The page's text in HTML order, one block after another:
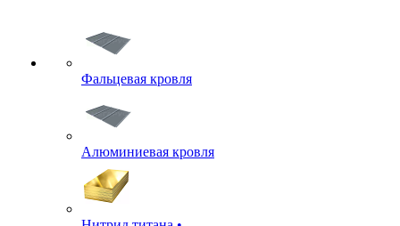
Фальцевая кровля
Алюминиевая кровля